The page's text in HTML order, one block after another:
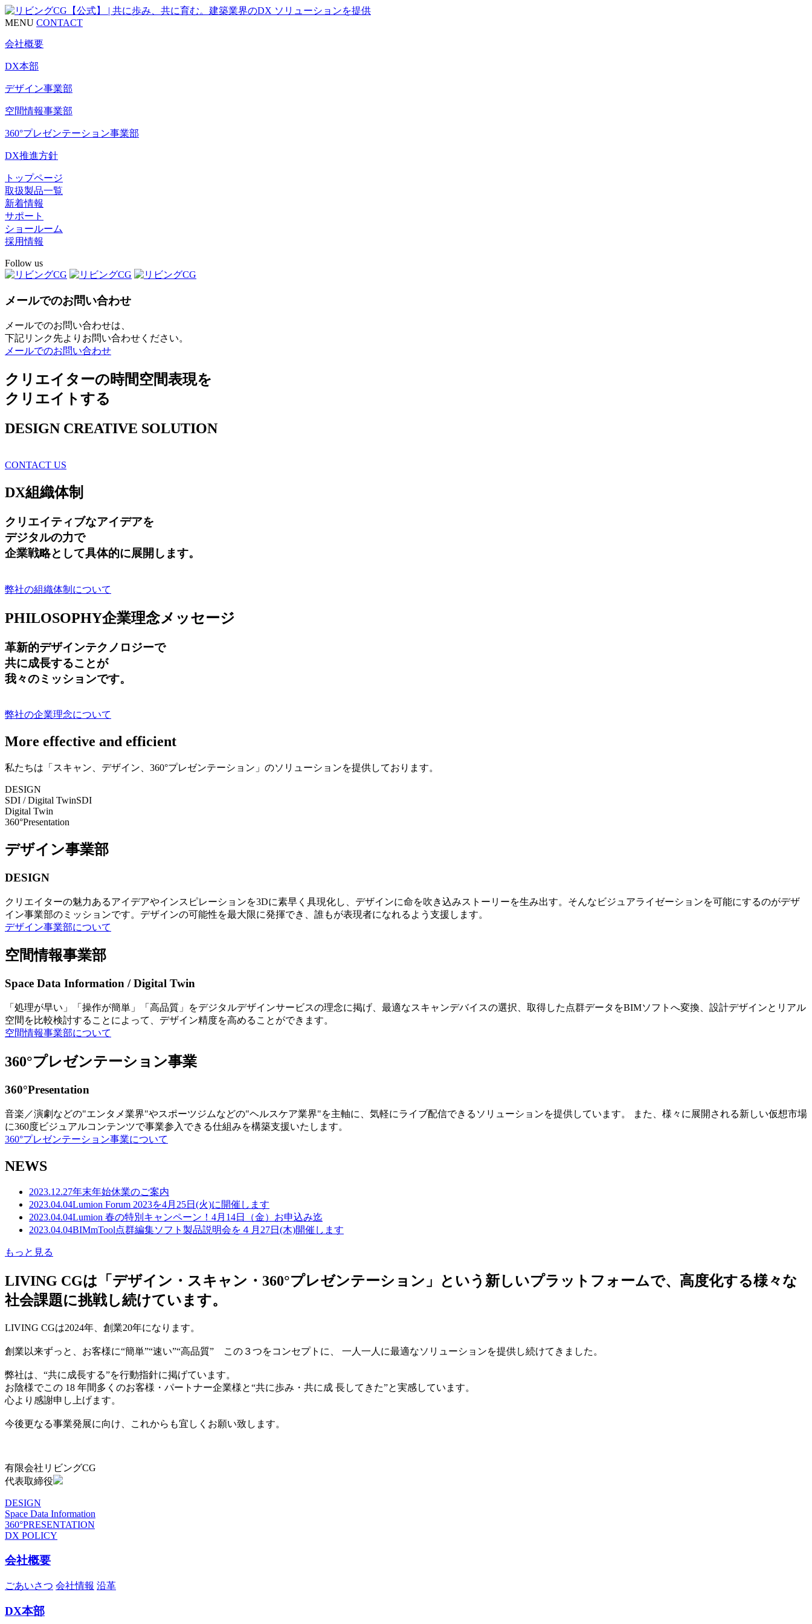
MENU CONTACT
会社概要
DX本部
デザイン事業部
空間情報事業部
360°プレゼンテーション事業部
DX推進方針
トップページ
取扱製品一覧
新着情報
サポート
ショールーム
採用情報
Follow us
メールでのお問い合わせ
メールでのお問い合わせは、
下記リンク先よりお問い合わせください。
メールでのお問い合わせ
クリエイターの時間空間表現を
クリエイトする
DESIGN CREATIVE SOLUTION
CONTACT US
DX組織体制
クリエイティブなアイデアを
デジタルの力で
企業戦略として具体的に展開します。
弊社の組織体制について
PHILOSOPHY企業理念メッセージ
革新的デザインテクノロジーで
共に成長することが
我々のミッションです。
弊社の企業理念について
More effective and efficient
私たちは「スキャン、デザイン、360°プレゼンテーション」のソリューションを提供しております。
DESIGN
SDI / Digital TwinSDI
Digital Twin
360°Presentation
デザイン事業部
DESIGN
クリエイターの魅力あるアイデアやインスピレーションを3Dに素早く具現化し、デザインに命を吹き込みストーリーを生み出す。そんなビジュアライゼーションを可能にするのがデザ
イン事業部のミッションです。デザインの可能性を最大限に発揮でき、誰もが表現者になれるよう支援します。
デザイン事業部について
空間情報事業部
Space Data Information / Digital Twin
「処理が早い」「操作が簡単」「高品質」をデジタルデザインサービスの理念に掲げ、最適なスキャンデバイスの選択、取得した点群データをBIMソフトへ変換、設計デザインとリアル
空間を比較検討することによって、デザイン精度を高めることができます。
空間情報事業部について
360°プレゼンテーション事業
360°Presentation
音楽／演劇などの"エンタメ業界"やスポーツジムなどの"ヘルスケア業界"を主軸に、気軽にライブ配信できるソリューションを提供しています。 また、様々に展開される新しい仮想市場
に360度ビジュアルコンテンツで事業参入できる仕組みを構築支援いたします。
360°プレゼンテーション事業について
NEWS
2023.12.27年末年始休業のご案内
2023.04.04Lumion Forum 2023を4月25日(火)に開催します
2023.04.04Lumion 春の特別キャンペーン！4月14日（金）お申込み迄
2023.04.04BIMmTool点群編集ソフト製品説明会を４月27日(木)開催します
もっと見る
LIVING CGは「デザイン・スキャン・360°プレゼンテーション」という新しいプラットフォームで、高度化する様々な
社会課題に挑戦し続けています。
LIVING CGは2024年、創業20年になります。
創業以来ずっと、お客様に“簡単”“速い”“高品質” この３つをコンセプトに、 一人一人に最適なソリューションを提供し続けてきました。
弊社は、“共に成長する”を行動指針に掲げています。
お陰様でこの 18 年間多くのお客様・パートナー企業様と“共に歩み・共に成 長してきた”と実感しています。
心より感謝申し上げます。
今後更なる事業発展に向け、これからも宜しくお願い致します。
有限会社リビングCG
代表取締役
DESIGN
Space Data Information
360°PRESENTATION
DX POLICY
会社概要
ごあいさつ 会社情報 沿革
DX本部